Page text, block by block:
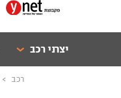
יצרני רכב
רכב